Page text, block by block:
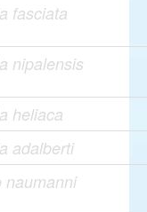
fasciata
nipalensis
heliaca
adalberti
naumanni